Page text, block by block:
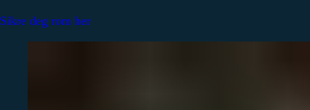
Sikre deg rom her